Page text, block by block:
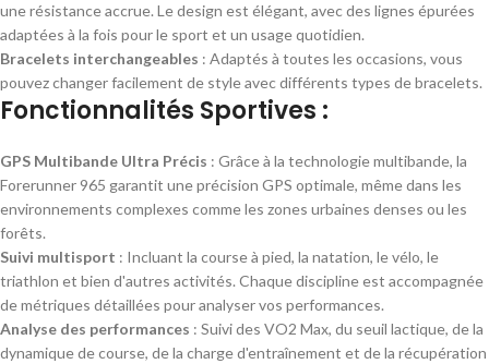
une résistance accrue. Le design est élégant, avec des lignes épurées
adaptées à la fois pour le sport et un usage quotidien.
Bracelets interchangeables : Adaptés à toutes les occasions, vous
pouvez changer facilement de style avec différents types de bracelets.
Fonctionnalités Sportives :
GPS Multibande Ultra Précis : Grâce à la technologie multibande, la
Forerunner 965 garantit une précision GPS optimale, même dans les
environnements complexes comme les zones urbaines denses ou les
forêts.
Suivi multisport : Incluant la course à pied, la natation, le vélo, le
triathlon et bien d'autres activités. Chaque discipline est accompagnée
de métriques détaillées pour analyser vos performances.
Analyse des performances : Suivi des VO2 Max, du seuil lactique, de la
dynamique de course, de la charge d'entraînement et de la récupération